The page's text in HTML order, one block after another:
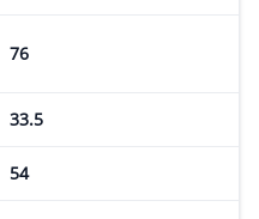
76
33.5
54